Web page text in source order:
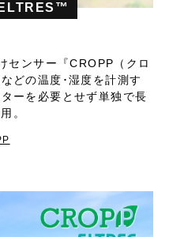
センサー『CROPP（クロ
どの温度･湿度を計測す
ーを必要とせず単独で長
。